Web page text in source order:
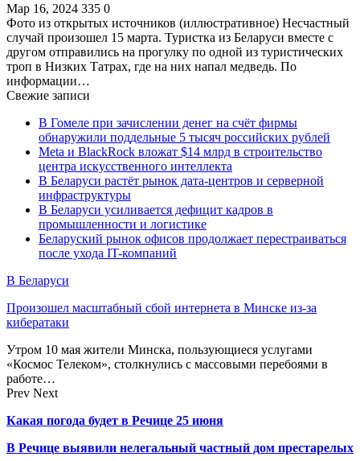
Мар 16, 2024 335 0
Фото из открытых источников (иллюстративное) Несчастный
случай произошел 15 марта. Туристка из Беларуси вместе с
другом отправились на прогулку по одной из туристических
троп в Низких Татрах, где на них напал медведь. По
информации…
Свежие записи
В Гомеле при зачислении денег на счёт фирмы
обнаружили поддельные 5 тысяч российских рублей
Meta и BlackRock вложат $14 млрд в строительство
центра искусственного интеллекта
В Беларуси растёт рынок дата-центров и серверной
инфраструктуры
В Беларуси усиливается дефицит кадров в
промышленности и логистике
Беларуский рынок офисов продолжает перестраиваться
после ухода IT-компаний
В Беларуси
Произошел масштабный сбой интернета в Минске из-за
кибератаки
Утром 10 мая жители Минска, пользующиеся услугами
«Космос Телеком», столкнулись с массовыми перебоями в
работе…
Prev Next
Какая погода будет в Речице 25 июня
В Речице выявили нелегальный частный дом престарелых